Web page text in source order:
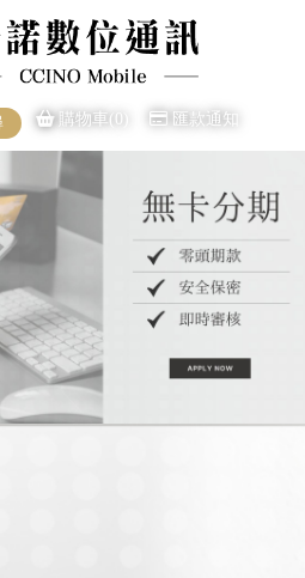
購物車(0) 匯款通知